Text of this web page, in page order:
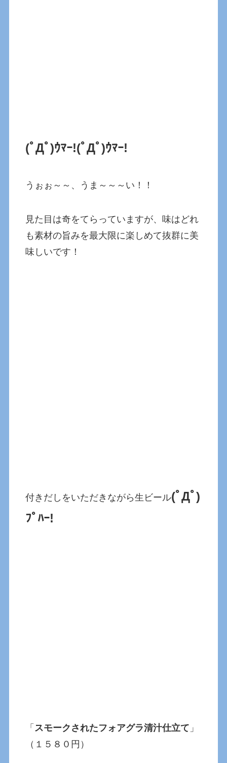
(ﾟДﾟ)ｳﾏｰ!(ﾟДﾟ)ｳﾏｰ!
うぉぉ～～、うま～～～い！！
見た目は奇をてらっていますが、味はどれ
も素材の旨みを最大限に楽しめて抜群に美
味しいです！
付きだしをいただきながら生ビール(ﾟДﾟ)
ﾌﾟﾊｰ!
「 スモークされたフォアグラ清汁仕立て 」
（１５８０円）